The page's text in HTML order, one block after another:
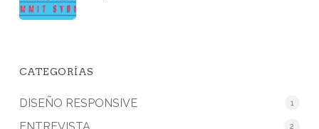
CATEGORÍAS
DISEÑO RESPONSIVE 1
ENTREVISTA 2